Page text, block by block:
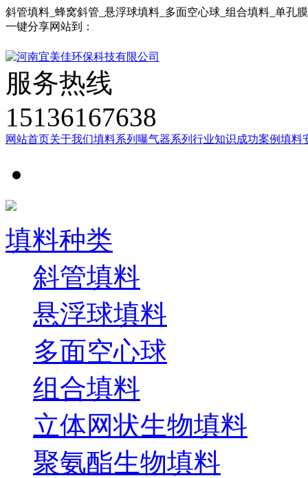
斜管填料_蜂窝斜管_悬浮球填料_多面空心球_组合填料_单孔
一键分享网站到：
服务热线
15136167638
网站首页关于我们填料系列 曝气器系列 行业知识成功案例填料
填料种类
斜管填料
悬浮球填料
多面空心球
组合填料
立体网状生物填料
聚氨酯生物填料